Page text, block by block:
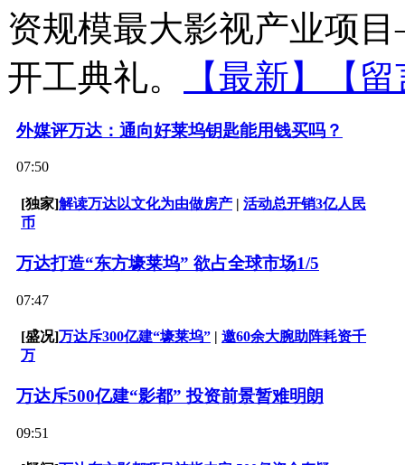
资规模最大影视产业项
开工典礼。
【最新】 【
外媒评万达：通向好莱坞钥匙能用钱买吗？
07:50
[独家]解读万达以文化为由做房产 | 活动总开销3亿人民
币
万达打造“东方壕莱坞” 欲占全球市场1/5
07:47
[盛况]万达斥300亿建“壕莱坞” | 邀60余大腕助阵耗资千
万
万达斥500亿建“影都” 投资前景暂难明朗
09:51